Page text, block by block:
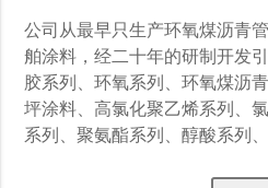
公司从最早只生产环氧煤沥青
舶涂料，经二十年的研制开发
胶系列、环氧系列、环氧煤沥
坪涂料、高氯化聚乙烯系列、
系列、聚氨酯系列、醇酸系列